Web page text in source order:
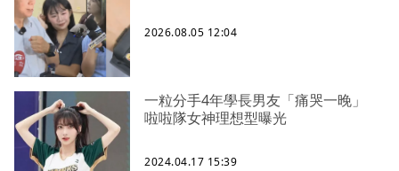
2026.08.05 12:04
一粒分手4年學長男友「痛哭一晚」
啦啦隊女神理想型曝光
2024.04.17 15:39